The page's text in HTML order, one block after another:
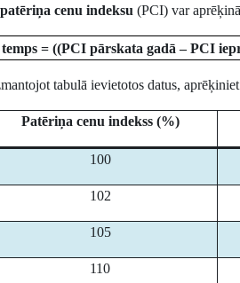
patēriņa cenu indeksu (PCI) var
= ((PCI pārskata gadā – PCI
tabulā ievietotos datus,
Patēriņa cenu indekss (%)
100
102
105
110